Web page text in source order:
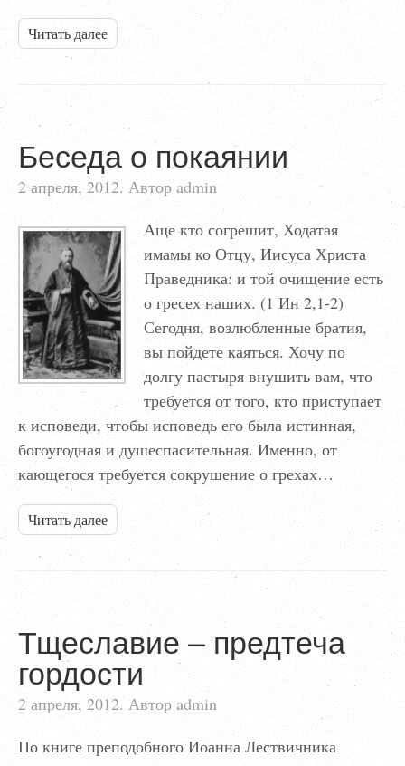
Читать далее
Беседа о покаянии
2 апреля, 2012. Автор admin
Аще кто согрешит, Ходатая
имамы ко Отцу, Иисуса Христа
Праведника: и той очищение есть
о гресех наших. (1 Ин 2,1-2)
Сегодня, возлюбленные братия,
вы пойдете каяться. Хочу по
долгу пастыря внушить вам, что
требуется от того, кто приступает
к исповеди, чтобы исповедь его была истинная,
богоугодная и душеспасительная. Именно, от
кающегося требуется сокрушение о грехах…
Читать далее
Тщеславие – предтеча
гордости
2 апреля, 2012. Автор admin
По книге преподобного Иоанна Лествичника